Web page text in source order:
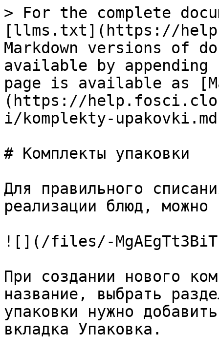
> For the complete
[llms.txt](https://
Markdown versions of
available by
page is available as
(https://
i/komplekty-
# Комплекты упаковки
Для правильного
реализации блюд, можно
![](/files/-
При создании нового
название, выбрать
упаковки нужно
вкладка Упаковка.